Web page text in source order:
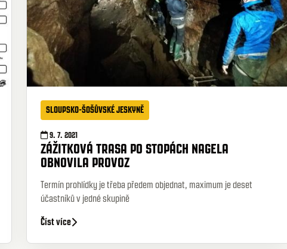
SLOUPSKO-ŠOŠŮVSKÉ JESKYNĚ
9. 7. 2021
ZÁŽITKOVÁ TRASA PO STOPÁCH NAGELA
OBNOVILA PROVOZ
Termín prohlídky je třeba předem objednat, maximum je deset
účastníků v jedné skupině
Číst více